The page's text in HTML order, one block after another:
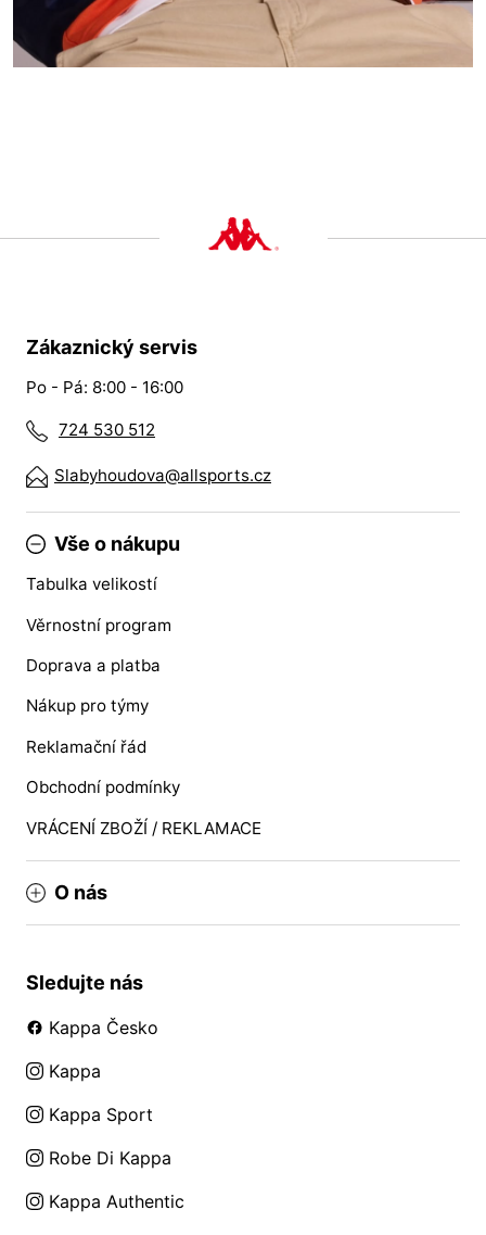
Zákaznický servis
Po - Pá: 8:00 - 16:00
724 530 512
Slabyhoudova@allsports.cz
Vše o nákupu
Tabulka velikostí
Věrnostní program
Doprava a platba
Nákup pro týmy
Reklamační řád
Obchodní podmínky
VRÁCENÍ ZBOŽÍ / REKLAMACE
O nás
Sledujte nás
Kappa Česko
Kappa
Kappa Sport
Robe Di Kappa
Kappa Authentic